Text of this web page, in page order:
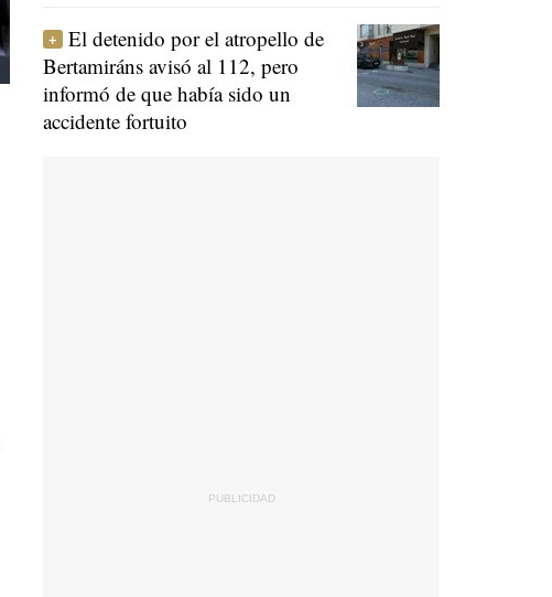
El detenido por el atropello de
Bertamiráns avisó al 112, pero
informó de que había sido un
accidente fortuito